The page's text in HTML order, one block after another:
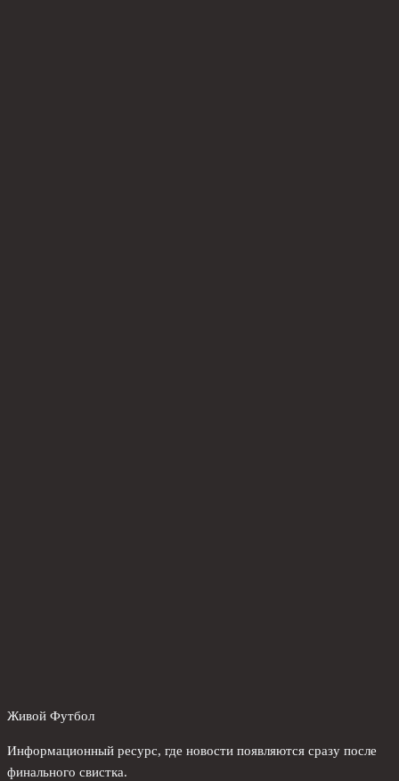
Живой Футбол
Информационный ресурс, где новости появляются сразу после
финального свистка.